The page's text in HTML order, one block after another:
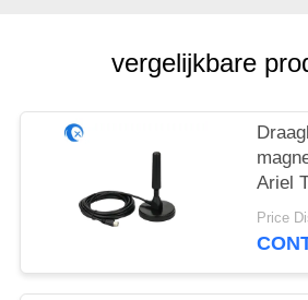
vergelijkbare
Ariel
T2